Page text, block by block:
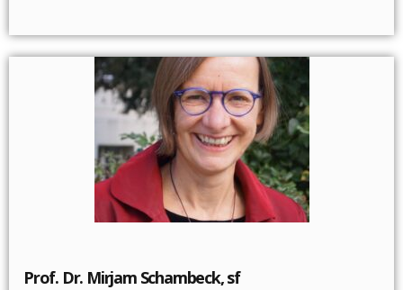
Prof. Dr. Mirjam Schambeck, sf